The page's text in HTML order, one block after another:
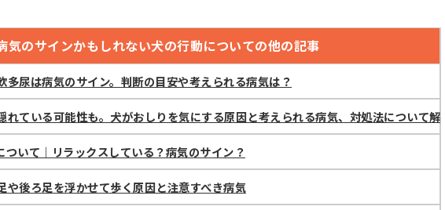
気のサインかもしれない犬の行動についての他の記事
多尿は病気のサイン。判断の目安や考えられる病気は？
れている可能性も。犬がおしりを気にする原因と考えられる病気、対処法について解説
ついて｜リラックスしている？病気のサイン？
や後ろ足を浮かせて歩く原因と注意すべき病気